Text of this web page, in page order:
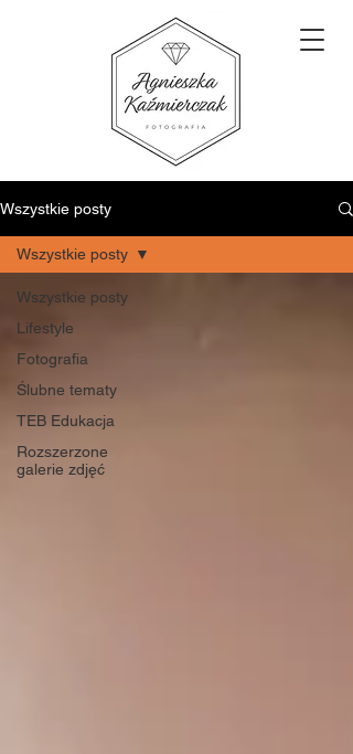
Wszystkie posty
Wszystkie posty
Lifestyle
Fotografia
Ślubne tematy
TEB Edukacja
Rozszerzone
galerie zdjęć
Wszystkie posty